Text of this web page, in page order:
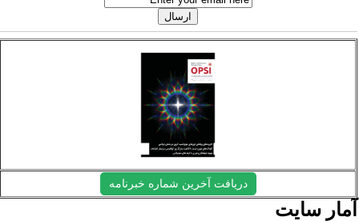
دریافت آخرین شماره خبرنامه
سایت